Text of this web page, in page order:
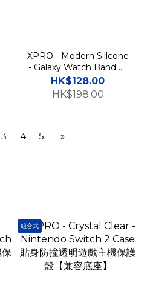
XPRO - Modern Sillcone
- Galaxy Watch Band 貼
身矽膠運動智能手錶帶
HK$128.00
HK$198.00
3 4 5 »
組合式